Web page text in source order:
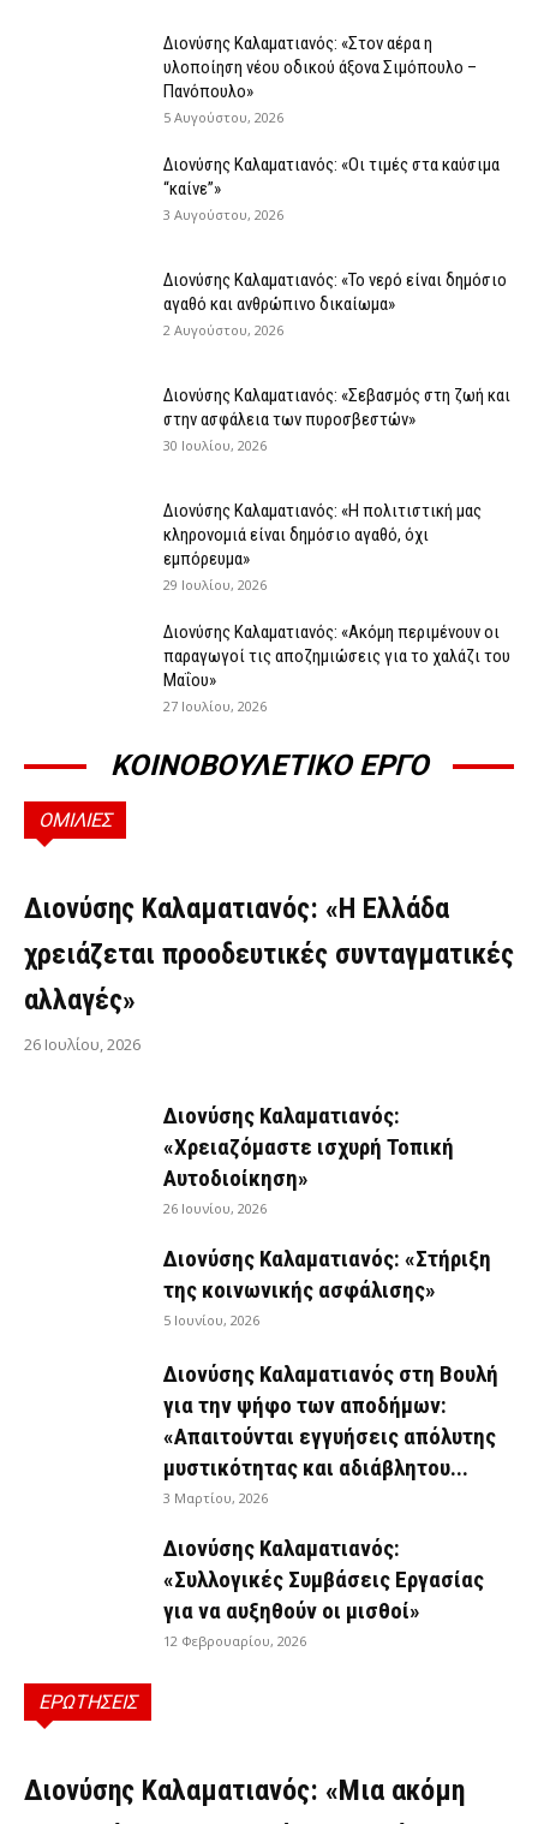
Διονύσης Καλαματιανός: «Στον αέρα η
υλοποίηση νέου οδικού άξονα Σιμόπουλο –
Πανόπουλο»
5 Αυγούστου, 2026
Διονύσης Καλαματιανός: «Οι τιμές στα καύσιμα
“καίνε”»
3 Αυγούστου, 2026
Διονύσης Καλαματιανός: «Το νερό είναι δημόσιο
αγαθό και ανθρώπινο δικαίωμα»
2 Αυγούστου, 2026
Διονύσης Καλαματιανός: «Σεβασμός στη ζωή και
στην ασφάλεια των πυροσβεστών»
30 Ιουλίου, 2026
Διονύσης Καλαματιανός: «Η πολιτιστική μας
κληρονομιά είναι δημόσιο αγαθό, όχι
εμπόρευμα»
29 Ιουλίου, 2026
Διονύσης Καλαματιανός: «Ακόμη περιμένουν οι
παραγωγοί τις αποζημιώσεις για το χαλάζι του
Μαΐου»
27 Ιουλίου, 2026
ΚΟΙΝΟΒΟΥΛΕΤΙΚΟ ΕΡΓΟ
ΟΜΙΛΙΕΣ
ΟΜΙΛΊΕΣ
Διονύσης Καλαματιανός: «Η Ελλάδα
χρειάζεται προοδευτικές συνταγματικές
αλλαγές»
26 Ιουλίου, 2026
Διονύσης Καλαματιανός:
«Χρειαζόμαστε ισχυρή Τοπική
Αυτοδιοίκηση»
26 Ιουνίου, 2026
Διονύσης Καλαματιανός: «Στήριξη
της κοινωνικής ασφάλισης»
5 Ιουνίου, 2026
Διονύσης Καλαματιανός στη Βουλή
για την ψήφο των αποδήμων:
«Απαιτούνται εγγυήσεις απόλυτης
μυστικότητας και αδιάβλητου...
3 Μαρτίου, 2026
Διονύσης Καλαματιανός:
«Συλλογικές Συμβάσεις Εργασίας
για να αυξηθούν οι μισθοί»
12 Φεβρουαρίου, 2026
ΕΡΩΤΗΣΕΙΣ
ΕΡΩΤΉΣΕΙΣ
Διονύσης Καλαματιανός: «Μια ακόμη